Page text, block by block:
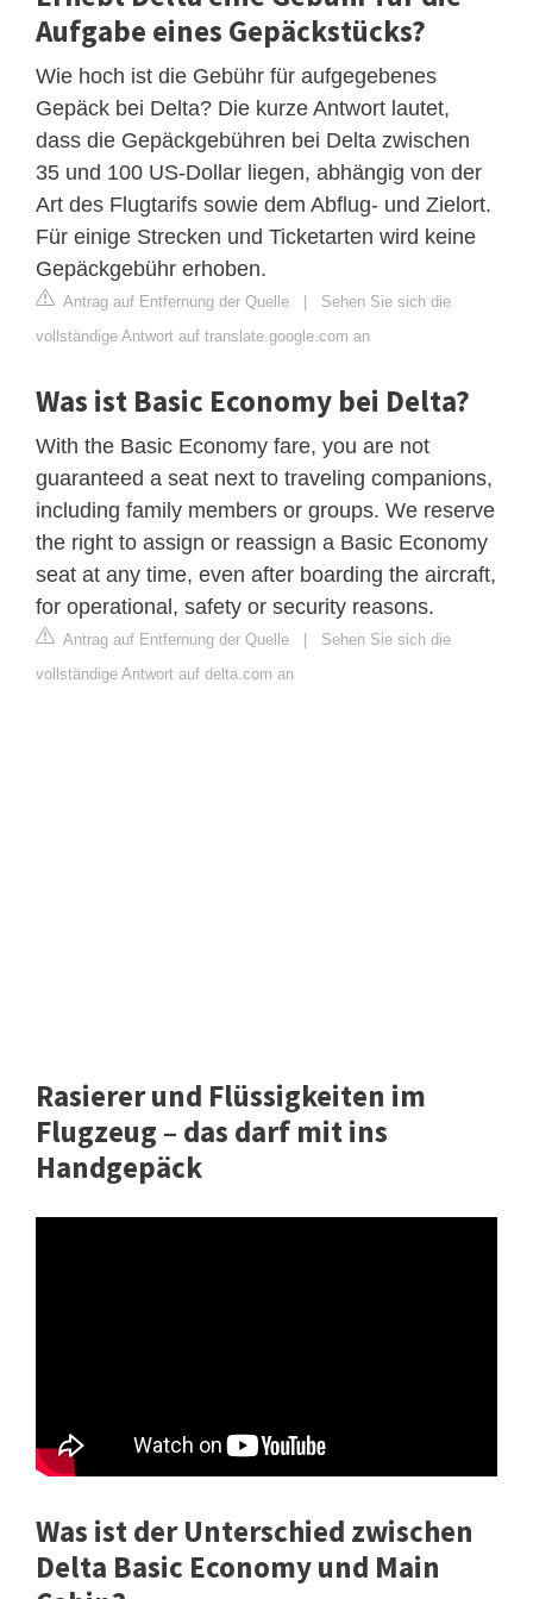
Aufgabe eines Gepäckstücks?
Wie hoch ist die Gebühr für aufgegebenes
Gepäck bei Delta? Die kurze Antwort lautet,
dass die Gepäckgebühren bei Delta zwischen
35 und 100 US-Dollar liegen, abhängig von der
Art des Flugtarifs sowie dem Abflug- und Zielort.
Für einige Strecken und Ticketarten wird keine
Gepäckgebühr erhoben.
Antrag auf Entfernung der Quelle
Sehen Sie sich die
vollständige Antwort auf translate.google.com an
Was ist Basic Economy bei Delta?
With the Basic Economy fare, you are not
guaranteed a seat next to traveling companions,
including family members or groups. We reserve
the right to assign or reassign a Basic Economy
seat at any time, even after boarding the aircraft,
for operational, safety or security reasons.
Antrag auf Entfernung der Quelle
Sehen Sie sich die
vollständige Antwort auf delta.com an
Rasierer und Flüssigkeiten im
Flugzeug – das darf mit ins
Handgepäck
Was ist der Unterschied zwischen
Delta Basic Economy und Main